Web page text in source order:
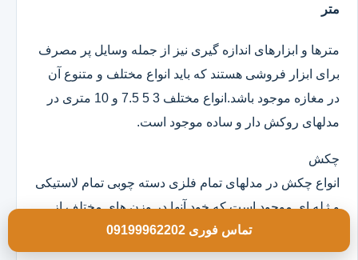
متر
مترها و ابزارهای اندازه گیری نیز از جمله وسایل پر مصرف
برای ابزار فروشی هستند که باید انواع مختلف و متنوع آن
در مغازه موجود باشد.انواع مختلف 3 5 7.5 و 10 متری در
مدلهای روکش دار و ساده موجود است.
چکش
انواع چکش در مدلهای تمام فلزی دسته چوبی تمام لاستیکی
و ژله ای موجود است که خود آنها در وزن های مختلف از
تماس فوری 09199962202